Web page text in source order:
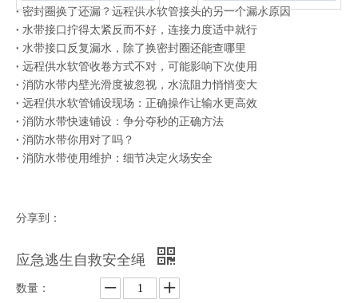
密封圈换了还漏？远程供水软管接头的另一个漏水原因
水带接口拧得太紧反而不好，连接力度适中就行
水带接口反复漏水，除了换密封圈还能查哪里
远程供水软管收卷方式不对，可能影响下次使用
消防水带内壁光滑度被忽视，水流阻力悄悄变大
远程供水软管铺设现场：正确操作让输水更高效
消防水带快速铺设：争分夺秒的正确方法
消防水带你用对了吗？
消防水带使用维护：细节决定火场安全
分享到：
应急逃生自救安全绳
数量：